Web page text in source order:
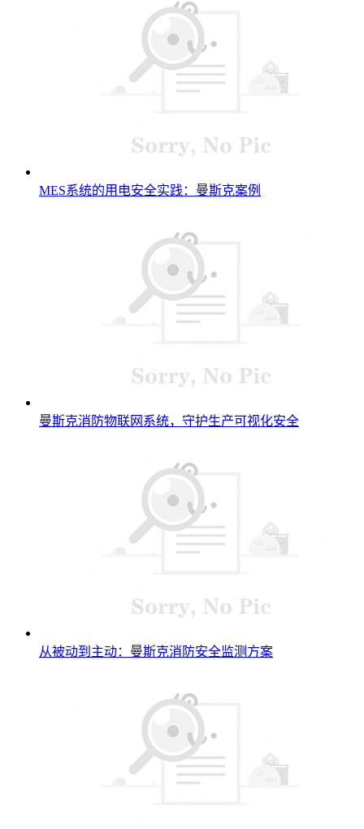
MES系统的用电安全实践：曼斯克案例
曼斯克消防物联网系统，守护生产可视化安全
从被动到主动：曼斯克消防安全监测方案